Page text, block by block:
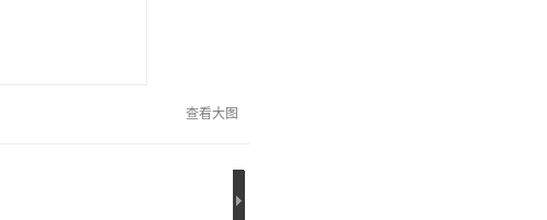
查看大图